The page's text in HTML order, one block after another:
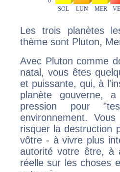
Les trois planètes
thème sont Pluton,
Avec Pluton comme
natal, vous êtes
et puissante, qui, à
planète gouverne,
pression pour
environnement.
risquer la destruction
vôtre - à vivre plus
autorité votre être, à
réelle sur les choses